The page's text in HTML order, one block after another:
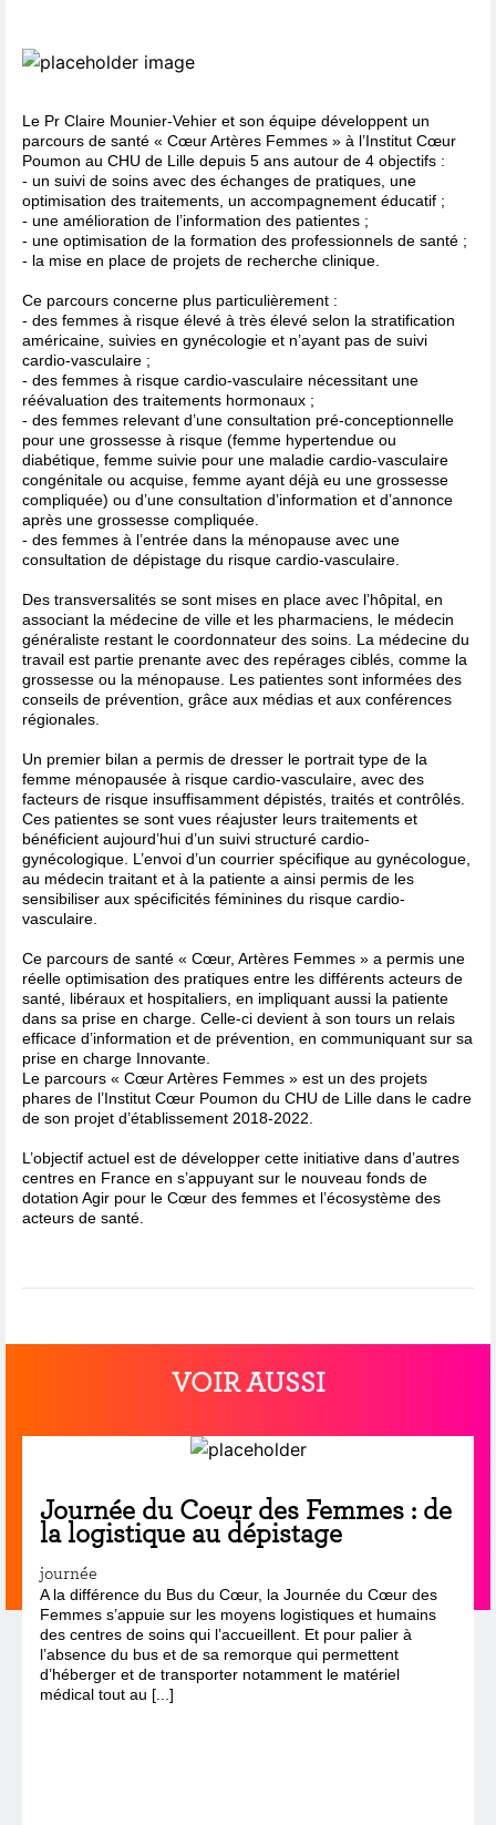
Le Pr Claire Mounier-Vehier et son équipe développent un
parcours de santé « Cœur Artères Femmes » à l’Institut Cœur
Poumon au CHU de Lille depuis 5 ans autour de 4 objectifs :
- un suivi de soins avec des échanges de pratiques, une
optimisation des traitements, un accompagnement éducatif ;
- une amélioration de l’information des patientes ;
- une optimisation de la formation des professionnels de santé ;
- la mise en place de projets de recherche clinique.
Ce parcours concerne plus particulièrement :
- des femmes à risque élevé à très élevé selon la stratification
américaine, suivies en gynécologie et n’ayant pas de suivi
cardio-vasculaire ;
- des femmes à risque cardio-vasculaire nécessitant une
réévaluation des traitements hormonaux ;
- des femmes relevant d’une consultation pré-conceptionnelle
pour une grossesse à risque (femme hypertendue ou
diabétique, femme suivie pour une maladie cardio-vasculaire
congénitale ou acquise, femme ayant déjà eu une grossesse
compliquée) ou d’une consultation d’information et d’annonce
après une grossesse compliquée.
- des femmes à l’entrée dans la ménopause avec une
consultation de dépistage du risque cardio-vasculaire.
Des transversalités se sont mises en place avec l’hôpital, en
associant la médecine de ville et les pharmaciens, le médecin
généraliste restant le coordonnateur des soins. La médecine du
travail est partie prenante avec des repérages ciblés, comme la
grossesse ou la ménopause. Les patientes sont informées des
conseils de prévention, grâce aux médias et aux conférences
régionales.
Un premier bilan a permis de dresser le portrait type de la
femme ménopausée à risque cardio-vasculaire, avec des
facteurs de risque insuffisamment dépistés, traités et contrôlés.
Ces patientes se sont vues réajuster leurs traitements et
bénéficient aujourd’hui d’un suivi structuré cardio-
gynécologique. L’envoi d’un courrier spécifique au gynécologue,
au médecin traitant et à la patiente a ainsi permis de les
sensibiliser aux spécificités féminines du risque cardio-
vasculaire.
Ce parcours de santé « Cœur, Artères Femmes » a permis une
réelle optimisation des pratiques entre les différents acteurs de
santé, libéraux et hospitaliers, en impliquant aussi la patiente
dans sa prise en charge. Celle-ci devient à son tours un relais
efficace d’information et de prévention, en communiquant sur sa
prise en charge Innovante.
Le parcours « Cœur Artères Femmes » est un des projets
phares de l’Institut Cœur Poumon du CHU de Lille dans le cadre
de son projet d’établissement 2018-2022.
L’objectif actuel est de développer cette initiative dans d’autres
centres en France en s’appuyant sur le nouveau fonds de
dotation Agir pour le Cœur des femmes et l’écosystème des
acteurs de santé.
VOIR AUSSI
Journée du Coeur des Femmes : de
la logistique au dépistage
journée
A la différence du Bus du Cœur, la Journée du Cœur des
Femmes s’appuie sur les moyens logistiques et humains
des centres de soins qui l’accueillent. Et pour palier à
l’absence du bus et de sa remorque qui permettent
d’héberger et de transporter notamment le matériel
médical tout au [...]